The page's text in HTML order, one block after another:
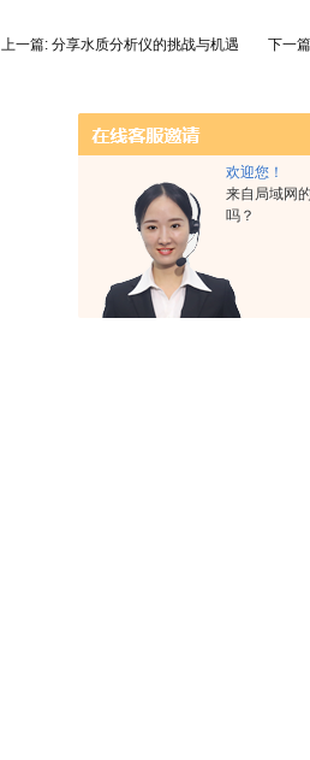
欢迎您！
来自局域网
吗？
上一篇: 分享水质分析仪的挑战与机遇 下一